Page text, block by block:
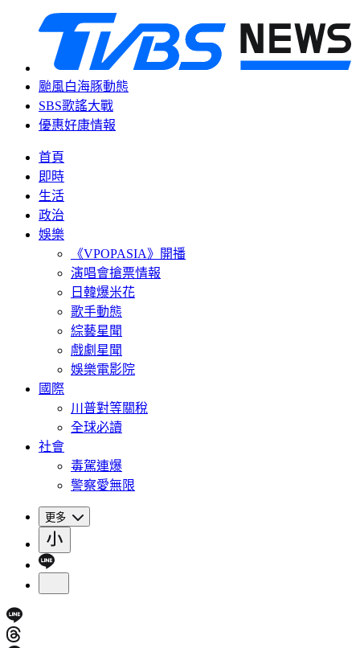
颱風白海豚動態
SBS歌謠大戰
優惠好康情報
首頁
即時
生活
政治
娛樂
《VPOPASIA》開播
演唱會搶票情報
日韓爆米花
歌手動態
綜藝星聞
戲劇星聞
娛樂電影院
國際
川普對等關稅
全球必讀
社會
毒駕連爆
警察愛無限
更多